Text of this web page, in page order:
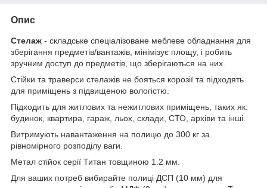
Опис
Стелаж - складське спеціалізоване меблеве обладнання для
зберігання предметів/вантажів, мінімізує площу, і робить
зручним доступ до предметів, що зберігаються на них.
Стійки та траверси стелажів не бояться корозії та підходять
для приміщень з підвищеною вологістю.
Підходить для житлових та нежитлових приміщень, таких як:
будинок, квартира, гараж, льох, склади, СТО, архіви та інші.
Витримують навантаження на полицю до 300 кг за
рівномірного розподілу ваги.
Метал стійок серії Титан товщиною 1.2 мм.
Для ваших потреб вибирайте полиці ДСП (10 мм) для